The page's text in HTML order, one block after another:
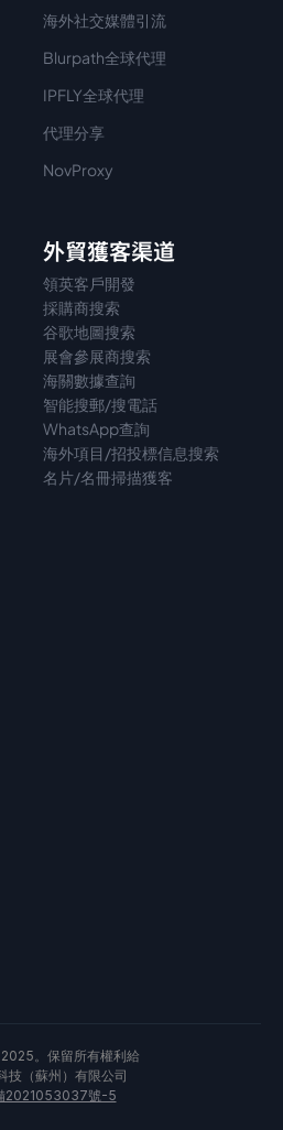
海外社交媒體引流
Blurpath全球代理
IPFLY全球代理
代理分享
NovProxy
外貿獲客渠道
領英客戶開發
採購商搜索
谷歌地圖搜索
展會參展商搜索
海關數據查詢
智能搜郵/搜電話
WhatsApp查詢
海外項目/招投標信息搜索
名片/名冊掃描獲客
。保留所有權利給
技（蘇州）有限公司
2021053037號-5